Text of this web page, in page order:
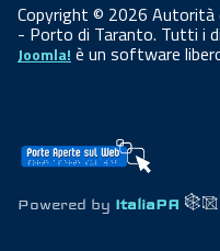
Copyright © 2026 Autorità
- Porto di Taranto. Tutti i
Joomla! è un software
Powered by ItaliaPA